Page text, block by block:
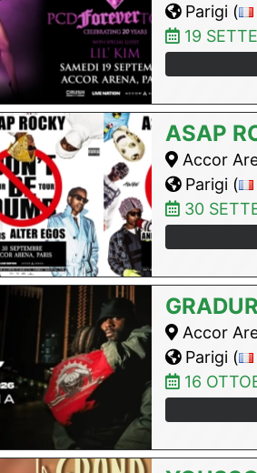
Parigi (
19
ASAP
Accor
Parigi (
30
GRADUR
Accor
Parigi (
16